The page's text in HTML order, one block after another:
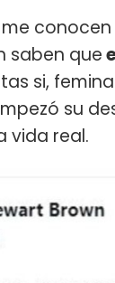
me
saben que
si,
su
vida real.